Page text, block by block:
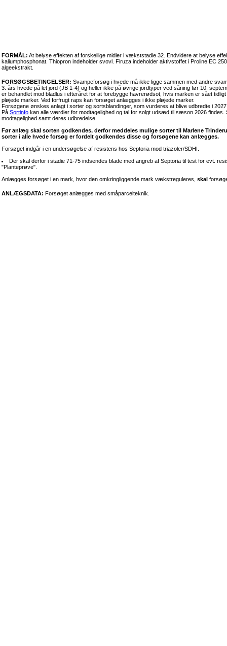
FORMÅL: At belyse effekten af forskellige midler i vækststadie 32. Endvidere at belyse
kaliumphosphonat. Thiopron indeholder svovl. Firuza indeholder aktivstoffet i Proline EC
algeekstrakt.
FORSØGSBETINGELSER: Svampeforsøg i hvede må ikke ligge sammen med andre
3. års hvede på let jord (JB 1-4) og heller ikke på øvrige jordtyper ved såning før 10.
er behandlet mod bladlus i efteråret for at forebygge havrerødsot, hvis marken er sået
pløjede marker. Ved forfrugt raps kan forsøget anlægges i ikke pløjede marker.
Forsøgene ønskes anlagt i sorter og sortsblandinger, som vurderes at blive udbredte i
På Sortinfo kan alle værdier for modtagelighed og tal for solgt udsæd til sæson 2026
modtagelighed samt deres udbredelse.
Før anlæg skal sorten godkendes, derfor meddeles mulige sorter til Marlene
sorter i alle hvede forsøg er fordelt godkendes disse og forsøgene kan anlægges.
Forsøget indgår i en undersøgelse af resistens hos Septoria mod triazoler/SDHI.
Der skal derfor i stadie 71-75 indsendes blade med angreb af Septoria til test for evt.
"Planteprøve".
Anlægges forsøget i en mark, hvor den omkringliggende mark vækstreguleres, skal
ANLÆGSDATA: Forsøget anlægges med småparcelteknik.